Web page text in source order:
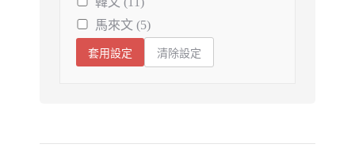
馬來文 (5)
套用設定 清除設定